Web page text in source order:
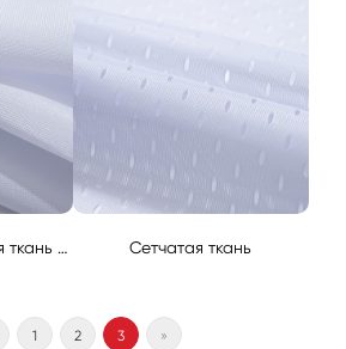
Гладкая трикотажная ткань (гладкая трикотажная ткань с блеском) Сетчатая ткань
1 2 3 »